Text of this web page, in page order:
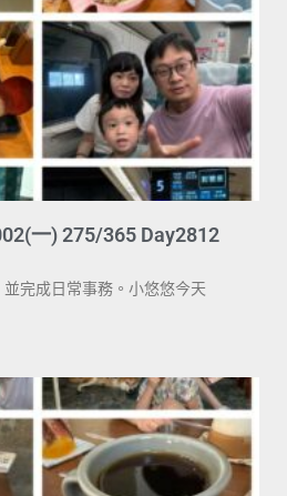
一) 275/365 Day2812
完成日常事務。小悠悠今天